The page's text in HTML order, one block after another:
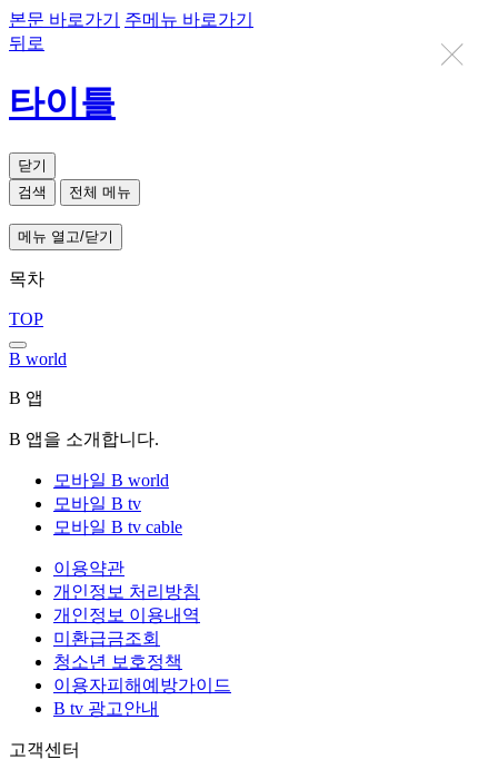
본문 바로가기
주메뉴 바로가기
뒤로
타이틀
닫기
검색
전체 메뉴
메뉴 열고/닫기
목차
TOP
B world
B 앱
B 앱을 소개합니다.
모바일 B world
모바일 B tv
모바일 B tv cable
이용약관
개인정보 처리방침
개인정보 이용내역
미환급금조회
청소년 보호정책
이용자피해예방가이드
B tv 광고안내
고객센터